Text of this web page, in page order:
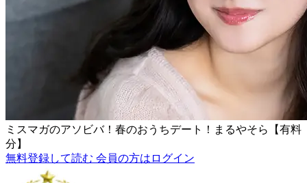
ミスマガのアソビバ！春のおうちデート！まるやそら【有料
分】
無料登録して読む 会員の方はログイン